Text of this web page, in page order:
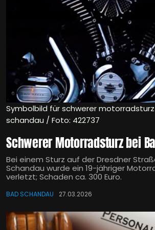
Symbolbild für schwerer
schandau / Foto: 422737
Schwerer Motorradsturz bei
Bei einem Sturz auf der Dresdner
Schandau wurde ein 19-jähriger
verletzt; Schaden ca. 300 Euro.
BAD SCHANDAU 27.03.2026